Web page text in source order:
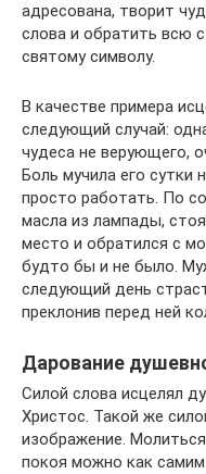
адресована, творит
слова и обратить всю
святому символу.
В качестве примера
следующий случай:
чудеса не верующего,
Боль мучила его сутки
просто работать. По
масла из лампады,
место и обратился с
будто бы и не было.
следующий день
преклонив перед ней
Дарование
Силой слова исцелял
Христос. Такой же
изображение.
покоя можно как